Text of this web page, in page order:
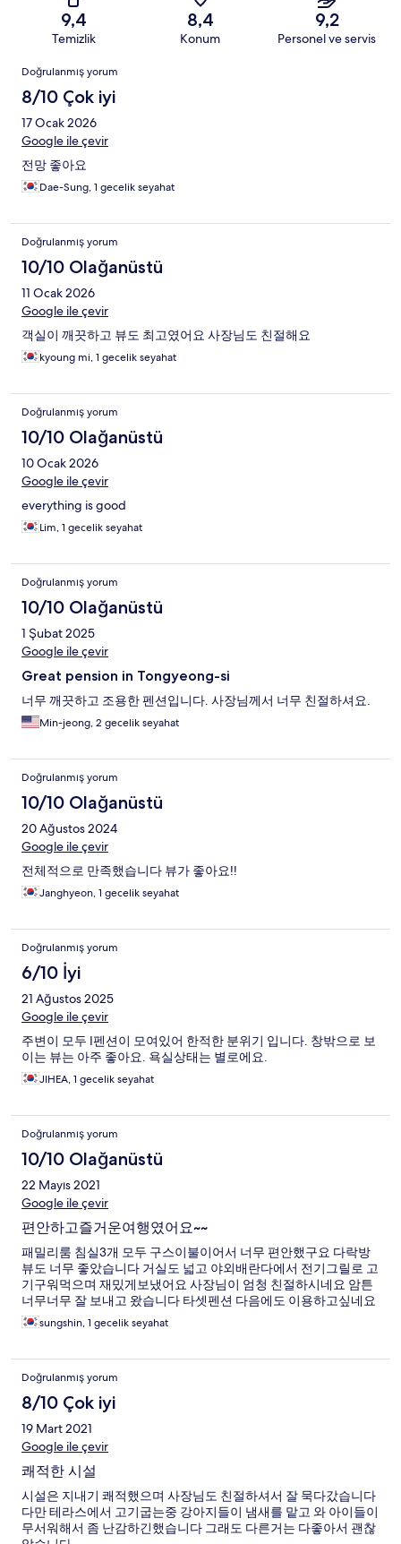
9,4
Temizlik
8,4
Konum
9,2
Personel ve servis
Yorumlar
Doğrulanmış yorum
8/10 Çok iyi
17 Ocak 2026
Google ile çevir
전망 좋아요
Dae-Sung, 1 gecelik seyahat
Doğrulanmış yorum
10/10 Olağanüstü
11 Ocak 2026
Google ile çevir
객실이 깨끗하고 뷰도 최고였어요 사장님도 친절해요
kyoung mi, 1 gecelik seyahat
Doğrulanmış yorum
10/10 Olağanüstü
10 Ocak 2026
Google ile çevir
everything is good
Lim, 1 gecelik seyahat
Doğrulanmış yorum
10/10 Olağanüstü
1 Şubat 2025
Google ile çevir
Great pension in Tongyeong-si
너무 깨끗하고 조용한 펜션입니다. 사장님께서 너무 친절하셔요.
Min-jeong, 2 gecelik seyahat
Doğrulanmış yorum
10/10 Olağanüstü
20 Ağustos 2024
Google ile çevir
전체적으로 만족했습니다 뷰가 좋아요!!
Janghyeon, 1 gecelik seyahat
Doğrulanmış yorum
6/10 İyi
21 Ağustos 2025
Google ile çevir
주변이 모두 I펜션이 모여있어 한적한 분위기 입니다. 창밖으로 보
이는 뷰는 아주 좋아요. 욕실상태는 별로에요.
JIHEA, 1 gecelik seyahat
Doğrulanmış yorum
10/10 Olağanüstü
22 Mayıs 2021
Google ile çevir
편안하고즐거운여행였어요~~
패밀리룸 침실3개 모두 구스이불이어서 너무 편안했구요 다락방
뷰도 너무 좋았습니다 거실도 넓고 야외배란다에서 전기그릴로 고
기구워먹으며 재밌게보냈어요 사장님이 엄청 친절하시네요 암튼
너무너무 잘 보내고 왔습니다 타셋펜션 다음에도 이용하고싶네요
sungshin, 1 gecelik seyahat
Doğrulanmış yorum
8/10 Çok iyi
19 Mart 2021
Google ile çevir
쾌적한 시설
시설은 지내기 쾌적했으며 사장님도 친절하셔서 잘 묵다갔습니다
다만 테라스에서 고기굽는중 강아지들이 냄새를 맡고 와 아이들이
무서워해서 좀 난감하긴했습니다 그래도 다른거는 다좋아서 괜찮